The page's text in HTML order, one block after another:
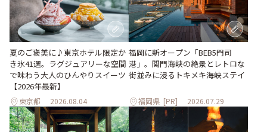
夏のご褒美に♪東京ホテル限定か
き氷41選。ラグジュアリーな空間
で味わう大人のひんやりスイーツ
【2026年最新】
東京都 2026.08.04
福岡に新オープン「BEB5門司
港」。関門海峡の絶景とレトロな
街並みに浸るトキメキ海峡ステイ
福岡県 [PR] 2026.07.29